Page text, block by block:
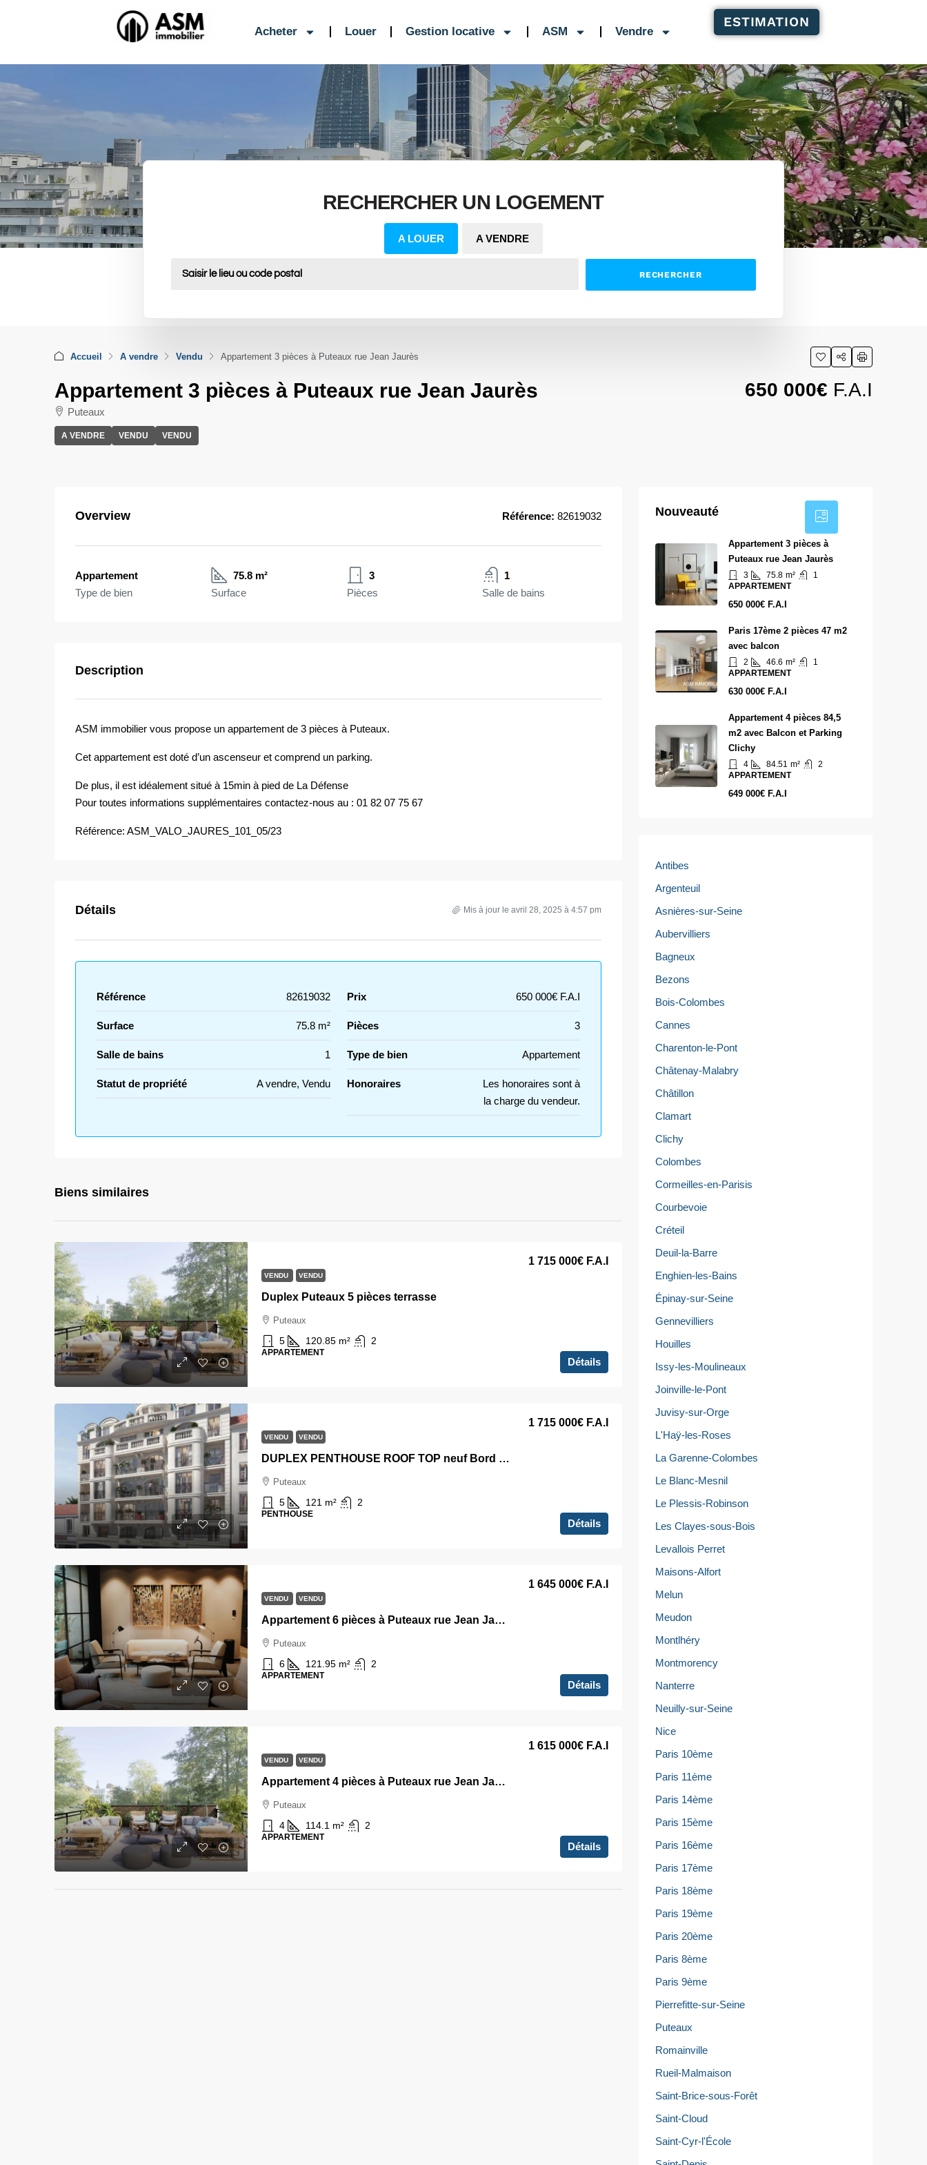
Acheter Louer Gestion locative ASM Vendre
ESTIMATION
RECHERCHER UN LOGEMENT
A LOUER A VENDRE
RECHERCHER
Accueil A vendre Vendu Appartement 3 pièces à Puteaux rue Jean Jaurès
Appartement 3 pièces à Puteaux rue Jean Jaurès
Puteaux
A VENDRE VENDU VENDU
650 000€ F.A.I
Overview Référence: 82619032
Appartement
Type de bien
75.8 m²
Surface
3
Pièces
1
Salle de bains
Description
ASM immobilier vous propose un appartement de 3 pièces à Puteaux.
Cet appartement est doté d’un ascenseur et comprend un parking.
De plus, il est idéalement situé à 15min à pied de La Défense
Pour toutes informations supplémentaires contactez-nous au : 01 82 07 75 67
Référence: ASM_VALO_JAURES_101_05/23
Détails Mis à jour le avril 28, 2025 à 4:57 pm
Référence 82619032 Prix 650 000€ F.A.I
Surface 75.8 m² Pièces 3
Salle de bains 1 Type de bien Appartement
Statut de propriété A vendre, Vendu Honoraires
Les honoraires sont à
la charge du vendeur.
Biens similaires
VENDU VENDU
Duplex Puteaux 5 pièces terrasse
1 715 000€ F.A.I
Puteaux
5 120.85 m² 2
APPARTEMENT
Détails
VENDU VENDU
DUPLEX PENTHOUSE ROOF TOP neuf Bord de seine PUTEAUX NEUILLY
1 715 000€ F.A.I
Puteaux
5 121 m² 2
PENTHOUSE
Détails
VENDU VENDU
Appartement 6 pièces à Puteaux rue Jean Jaurès
1 645 000€ F.A.I
Puteaux
6 121.95 m² 2
APPARTEMENT
Détails
VENDU VENDU
Appartement 4 pièces à Puteaux rue Jean Jaurès
1 615 000€ F.A.I
Puteaux
4 114.1 m² 2
APPARTEMENT
Détails
Nouveauté
Appartement 3 pièces à
Puteaux rue Jean Jaurès
3 75.8 m²
1
APPARTEMENT
650 000€ F.A.I
Paris 17ème 2 pièces 47 m2
avec balcon
2 46.6 m²
1
APPARTEMENT
630 000€ F.A.I
Appartement 4 pièces 84,5
m2 avec Balcon et Parking
Clichy
4 84.51 m²
2
APPARTEMENT
649 000€ F.A.I
Antibes
Argenteuil
Asnières-sur-Seine
Aubervilliers
Bagneux
Bezons
Bois-Colombes
Cannes
Charenton-le-Pont
Châtenay-Malabry
Châtillon
Clamart
Clichy
Colombes
Cormeilles-en-Parisis
Courbevoie
Créteil
Deuil-la-Barre
Enghien-les-Bains
Épinay-sur-Seine
Gennevilliers
Houilles
Issy-les-Moulineaux
Joinville-le-Pont
Juvisy-sur-Orge
L'Haÿ-les-Roses
La Garenne-Colombes
Le Blanc-Mesnil
Le Plessis-Robinson
Les Clayes-sous-Bois
Levallois Perret
Maisons-Alfort
Melun
Meudon
Montlhéry
Montmorency
Nanterre
Neuilly-sur-Seine
Nice
Paris 10ème
Paris 11ème
Paris 14ème
Paris 15ème
Paris 16ème
Paris 17ème
Paris 18ème
Paris 19ème
Paris 20ème
Paris 8ème
Paris 9ème
Pierrefitte-sur-Seine
Puteaux
Romainville
Rueil-Malmaison
Saint-Brice-sous-Forêt
Saint-Cloud
Saint-Cyr-l'École